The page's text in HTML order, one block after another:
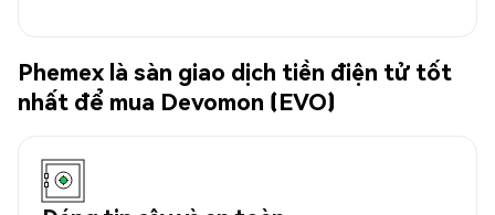
Phemex là sàn giao dịch tiền điện tử tốt
nhất để mua Devomon (EVO)